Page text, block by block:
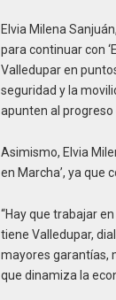
Elvia Milena
para continuar con
Valledupar en
seguridad y la
apunten al progreso
Asimismo, Elvia
en Marcha’, ya que
“Hay que trabajar
tiene Valledupar,
mayores garantías,
que dinamiza la